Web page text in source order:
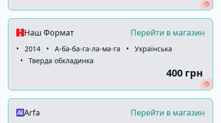
Наш Формат Перейти в магазин
• 2014 • А-ба-ба-га-ла-ма-га •
Українська
•
Тверда обкладинка
400 грн
Arfa Перейти в магазин